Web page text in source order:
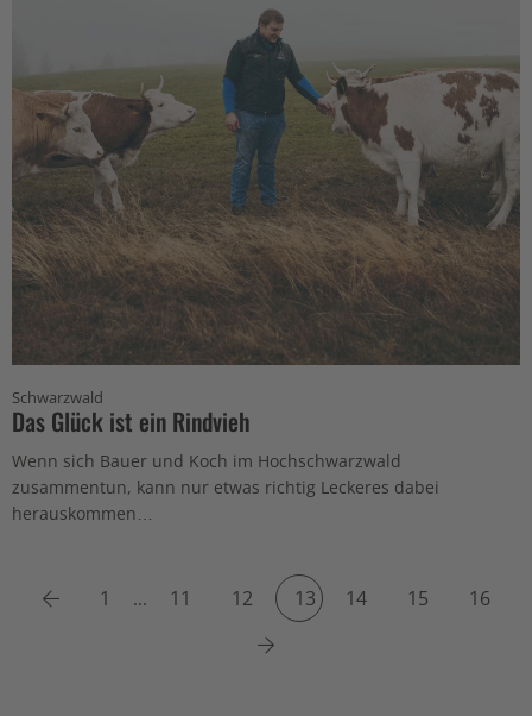
Schwarzwald
Das Glück ist ein Rindvieh
Wenn sich Bauer und Koch im Hochschwarzwald
zusammentun, kann nur etwas richtig Leckeres dabei
herauskommen…
Previous
1 ... 11 12 13 14 15
16
Next